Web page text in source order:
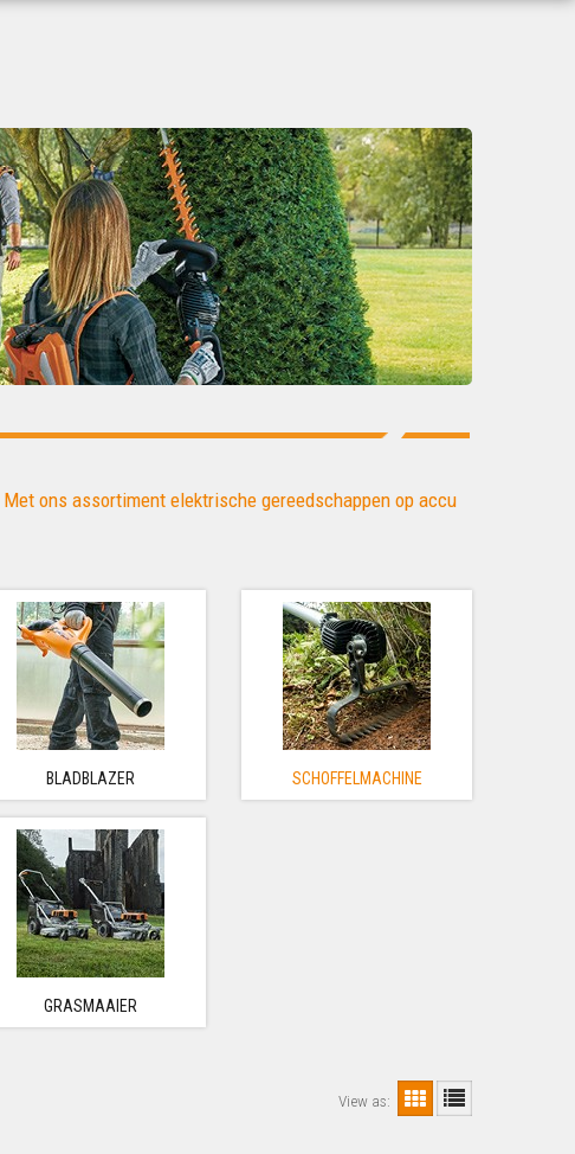
ons assortiment elektrische gereedschappen op accu
BLADBLAZER SCHOFFELMACHINE
GRASMAAIER
View as: